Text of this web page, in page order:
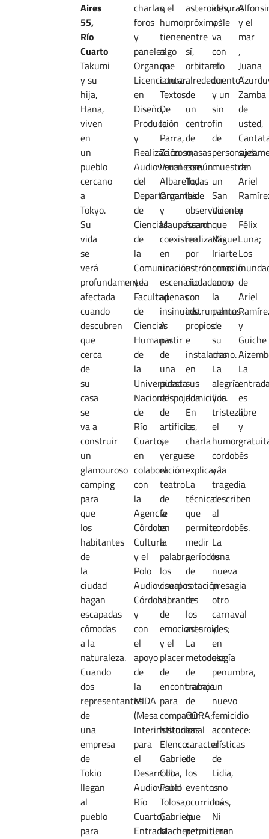
Aires
55,
Río
Cuarto
Takumi
y su
hija,
Hana,
viven
en
un
pueblo
cercano
a
Tokyo.
Su
vida
se
verá
profundamente
afectada
cuando
descubren
que
cerca
de
su
casa
se
va a
construir
un
glamouroso
camping
para
que
los
habitantes
de
la
ciudad
hagan
escapadas
cómodas
a la
naturaleza.
Cuando
dos
representantes
de
una
empresa
de
Tokio
llegan
al
pueblo
para
charlas,
foros
y
paneles.
Organiza:
Licenciatura
en
Diseño,
Producción
y
Realización
Audiovisual
del
Departamento
de
Ciencias
de
la
Comunicación
y la
Facultad
de
Ciencias
Humanas
de
la
Universidad
Nacional
de
Río
Cuarto,
en
colaboración
con
la
Agencia
Córdoba
Cultura
y el
Polo
Audiovisual
Córdoba,
y
con
el
apoyo
de
la
MIDA
(Mesa
Interinstitucional
para
el
Desarrollo
Audiovisual
Río
Cuarto).
Entrada
o el
humor,
tienen
algo
que
contar.
Textos
De
la
Parra,
Zarzoso,
Veronesse,
Albarello,
Orgambide
y
Maupassant
coexisten
en
un
escenario
apenas
insinuado.
A
partir
de
una
puesta
despojada
de
artificios,
se
yergue
el
teatro
de
fe
en
la
palabra,
los
cuerpos
vibrantes
de
emociones
y el
placer
de
encontrarnos
para
compartir
historias.
Elenco:
Gabriel
Coba,
Pablo
Tolosa,
Gabriela
Macheret,
asteroides,
próximos
entre
sí,
orbitando
alrededor
de
un
centro
de
masas
común.
Todas
las
observaciones
fueron
realizadas
por
astrónomos
ciudadanos,
con
instrumentos
propios
e
instalados
en
sus
domicilios.
En
la
charla
se
explicará:
La
técnica
que
permite
medir
períodos
de
rotación
de
los
asteroides;
La
metodología
de
trabajo
de
GORA;
Las
características
de
los
eventos
ocurridos
que
permitieron
achuras
y “le
va
con
el
cuento”
y un
sin
fin
de
personajes
muestran
un
San
Vicente
que
Miguel
Iriarte
conoció
como
la
palma
de
su
mano.
La
alegría
y la
tristeza,
el
humor
cordobés
y la
tragedia
describen
al
cordobés.
La
luna
nueva
presagia
otro
carnaval
y,
en
esa
penumbra,
un
nuevo
femicidio
acontece:
el
de
Lidia,
uno
más,
Ni
Una
y el
mar
,
Juana
Zamba
de
usted,
de
Ariel
y
Félix
Luna;
Los
de
Ariel
y
Guiche
La
es
libre
y